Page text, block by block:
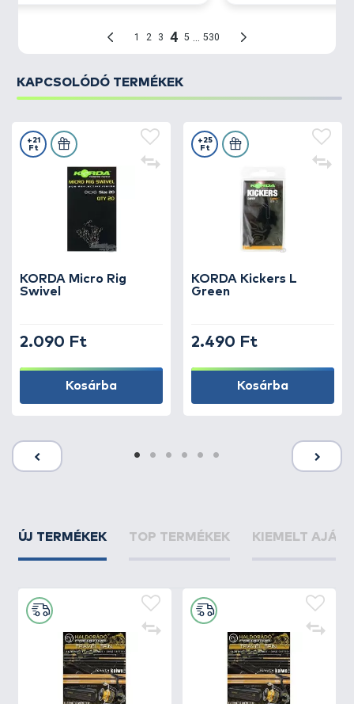
KAPCSOLÓDÓ TERMÉKEK
KORDA Micro Rig
Swivel
+21
Ft
2.090 Ft
Kosárba
KORDA Kickers L
Green
+25
Ft
2.490 Ft
Kosárba
ÚJ TERMÉKEK TOP TERMÉKEK KIEMELT